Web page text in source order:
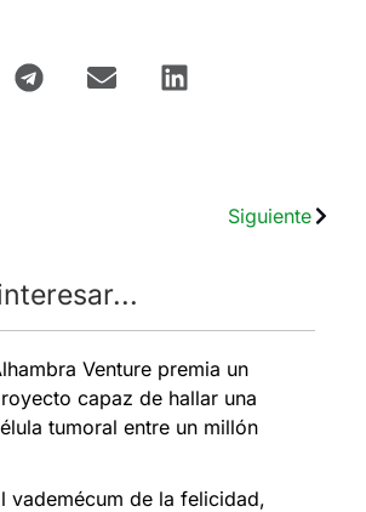
Siguiente
Venture premia un
capaz de hallar una
tumoral entre un millón
vademécum de la felicidad,